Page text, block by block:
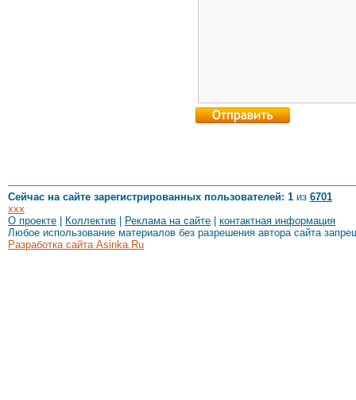
Сейчас на сайте зарегистрированных пользователей: 1 из 6701
xxx
О проекте
Коллектив Реклама на сайте
контактная информация
Любое использование материалов без разрешения автора сайта
Разработка сайта Asinka.Ru